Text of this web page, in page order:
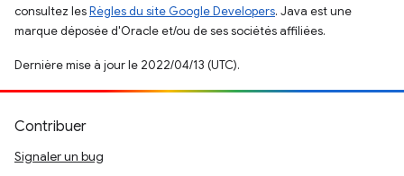
consultez lesRègles du site Google Developers. Java est une
marque déposée d'Oracle et/ou de ses sociétés affiliées.
Dernière mise à jour le 2022/04/13 (UTC).
Contribuer
Signaler un bug